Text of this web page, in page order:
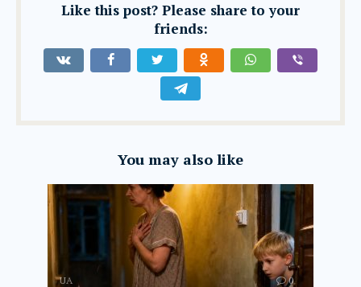
Like this post? Please share to your
friends:
You may also like
UA 0